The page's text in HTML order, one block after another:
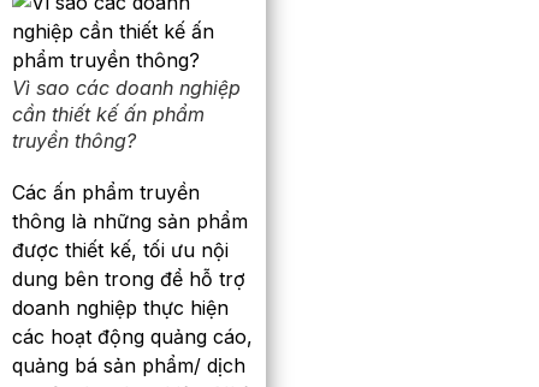
Vì sao các doanh nghiệp
cần thiết kế ấn phẩm
truyền thông?
Các ấn phẩm truyền
thông là những sản phẩm
được thiết kế, tối ưu nội
dung bên trong để hỗ trợ
doanh nghiệp thực hiện
các hoạt động quảng cáo,
quảng bá sản phẩm/ dịch